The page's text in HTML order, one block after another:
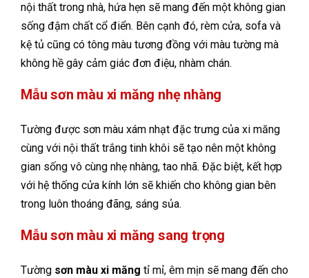
nội thất trong nhà, hứa hẹn sẽ mang đến một không gian
sống đậm chất cổ điển. Bên cạnh đó, rèm cửa, sofa và
kệ tủ cũng có tông màu tương đồng với màu tường mà
không hề gây cảm giác đơn điệu, nhàm chán.
Mẫu sơn màu xi măng nhẹ nhàng
Tường được sơn màu xám nhạt đặc trưng của xi măng
cùng với nội thất trắng tinh khôi sẽ tạo nên một không
gian sống vô cùng nhẹ nhàng, tao nhã. Đặc biệt, kết hợp
với hệ thống cửa kính lớn sẽ khiến cho không gian bên
trong luôn thoáng đãng, sáng sủa.
Mẫu sơn màu xi măng sang trọng
Tường sơn màu xi măng tỉ mỉ, êm mịn sẽ mang đến cho